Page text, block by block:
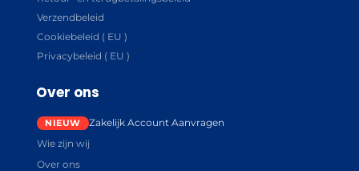
Verzendbeleid
Cookiebeleid ( EU )
Privacybeleid ( EU )
Over ons
Zakelijk Account Aanvragen
Wie zijn wij
Over ons